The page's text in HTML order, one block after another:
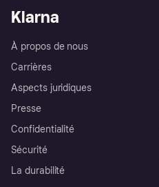
Klarna
À propos de nous
Carrières
Aspects juridiques
Presse
Confidentialité
Sécurité
La durabilité